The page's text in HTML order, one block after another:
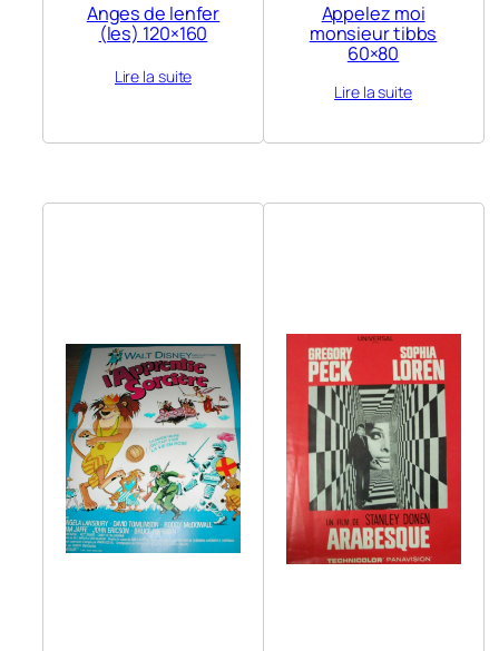
Anges de lenfer
(les) 120×160
Lire la suite
Appelez moi
monsieur tibbs
60×80
Lire la suite